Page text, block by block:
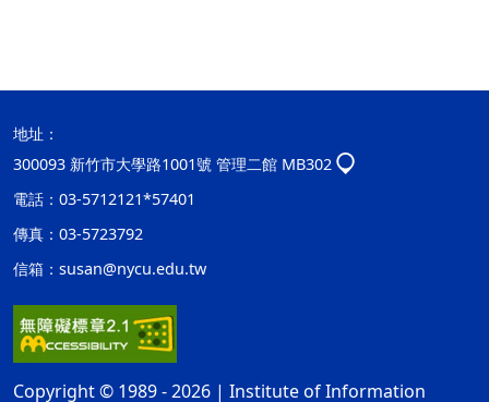
地址：
300093 新竹市大學路1001號 管理二館 MB302
電話：03-5712121*57401
傳真：03-5723792
信箱： susan@nycu.edu.tw
Copyright © 1989 - 2026 | Institute of Information